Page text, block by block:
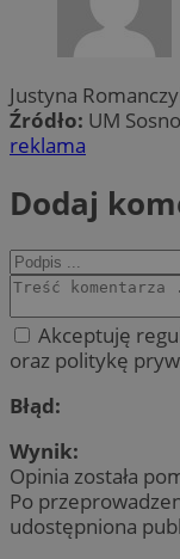
Justyna
Źródło: UM
reklama
Dodaj
Akceptuję
oraz politykę
Błąd:
Wynik:
Opinia została
Po
udostępniona